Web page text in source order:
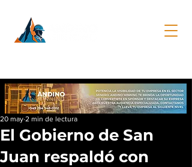
El Gobierno de San
Juan respaldó con
20 may 2 min de lectura